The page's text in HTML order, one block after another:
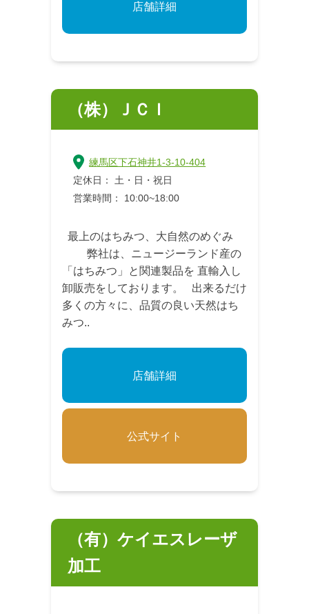
店舗詳細
（株）ＪＣＩ
練馬区下石神井1-3-10-404
定休日： 土・日・祝日
営業時間： 10:00~18:00
最上のはちみつ、大自然のめぐみ
弊社は、ニュージーランド産の
「はちみつ」と関連製品を 直輸入し
卸販売をしております。 出来るだけ
多くの方々に、品質の良い天然はち
みつ..
店舗詳細
公式サイト
（有）ケイエスレーザ
加工